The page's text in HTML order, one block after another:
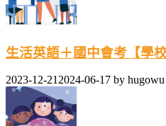
生活英語＋國中會考【學
2023-12-21 2024-06-17 by hugowu